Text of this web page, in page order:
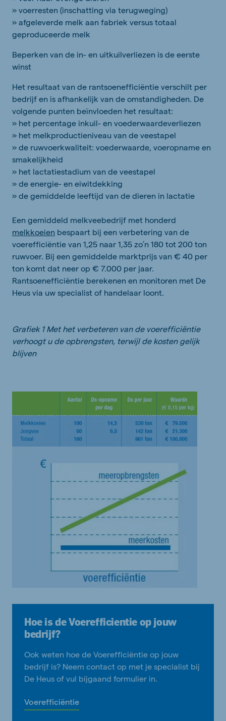
» voerresten (inschatting via terugweging)
» afgeleverde melk aan fabriek versus totaal
geproduceerde melk
Beperken van de in- en uitkuilverliezen is de eerste
winst
Het resultaat van de rantsoenefficiëntie verschilt per
bedrijf en is afhankelijk van de omstandigheden. De
volgende punten beïnvloeden het resultaat:
» het percentage inkuil- en voederwaardeverliezen
» het melkproductieniveau van de veestapel
» de ruwvoerkwaliteit: voederwaarde, voeropname en
smakelijkheid
» het lactatiestadium van de veestapel
» de energie- en eiwitdekking
» de gemiddelde leeftijd van de dieren in lactatie
Een gemiddeld melkveebedrijf met honderd
melkkoeien bespaart bij een verbetering van de
voerefficiëntie van 1,25 naar 1,35 zo’n 180 tot 200 ton
ruwvoer. Bij een gemiddelde marktprijs van € 40 per
ton komt dat neer op € 7.000 per jaar.
Rantsoenefficiëntie berekenen en monitoren met De
Heus via uw specialist of handelaar loont.
Grafiek 1 Met het verbeteren van de voerefficiëntie
verhoogt u de opbrengsten, terwijl de kosten gelijk
blijven
Hoe is de Voerefficientie op jouw
bedrijf?
Ook weten hoe de Voerefficiëntie op jouw
bedrijf is? Neem contact op met je specialist bij
De Heus of vul bijgaand formulier in.
Voerefficiëntie